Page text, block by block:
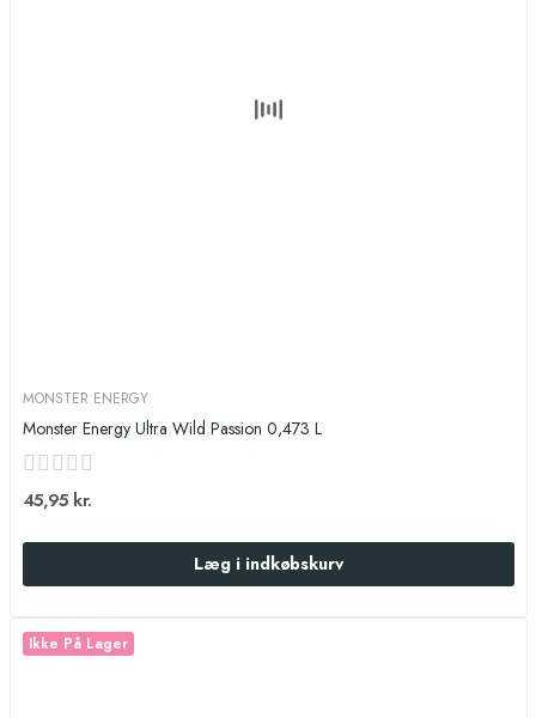
MONSTER ENERGY
Monster Energy Ultra Wild Passion 0,473 L
45,95 kr.
Læg i indkøbskurv
Ikke På Lager